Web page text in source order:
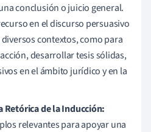
conclusión o juicio general.
en el discurso persuasivo
contextos, como para
desarrollar tesis sólidas,
en el ámbito jurídico y en la
Retórica de la Inducción:
relevantes para apoyar una